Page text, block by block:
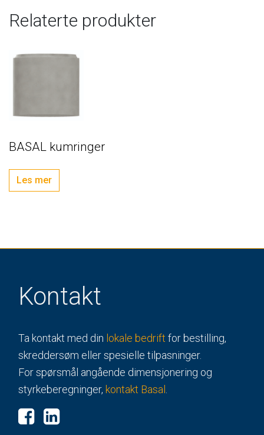
Relaterte produkter
BASAL kumringer
Les mer
Kontakt
Ta kontakt med din lokale bedrift for bestilling,
skreddersøm eller spesielle tilpasninger.
For spørsmål angående dimensjonering og
styrkeberegninger, kontakt Basal